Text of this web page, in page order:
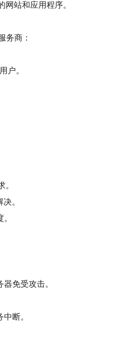
站和应用程序。
务商：
户。
。
免受攻击。
断。